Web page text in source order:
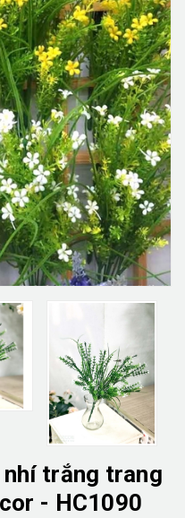
CẢNH CÂY GIẢ
TRẢI BÀN
nhí trắng trang
- HC1090